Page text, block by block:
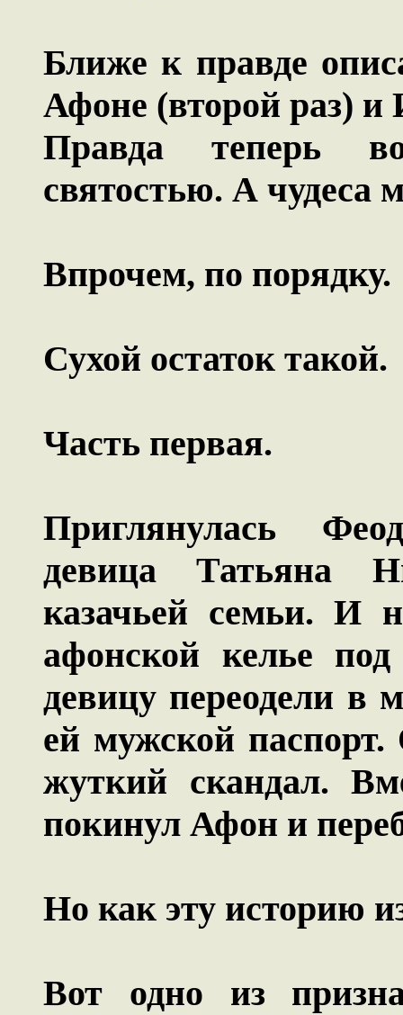
Ближе к правде
Афоне (второй раз) и
Правда теперь
святостью. А чудеса
Впрочем, по порядку.
Сухой остаток такой.
Часть первая.
Приглянулась
девица Татьяна
казачьей семьи. И
афонской келье
девицу переодели в
ей мужской
жуткий скандал.
покинул Афон и
Но как эту историю
Вот одно из